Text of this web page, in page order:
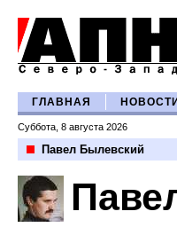
ГЛАВНАЯ НОВОСТИ
Суббота, 8 августа 2026
Павел Былевский